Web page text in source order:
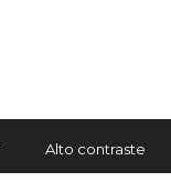
Alto contraste